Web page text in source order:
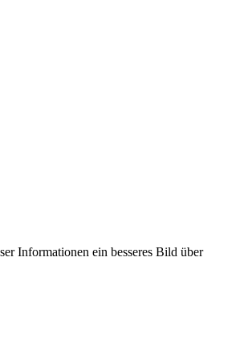
Informationen ein besseres Bild über